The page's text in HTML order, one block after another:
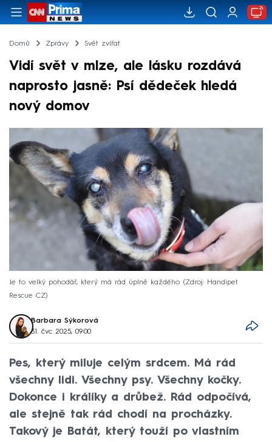
Domů Zprávy Svět zvířat
Vidí svět v mlze, ale lásku rozdává
naprosto jasně: Psí dědeček hledá
nový domov
Je to velký pohodář, který má rád úplně každého
Zdroj: Handipet
Rescue CZ
Barbara Sýkorová
31. čvc 2025, 09:00
Pes, který miluje celým srdcem. Má rád
všechny lidi. Všechny psy. Všechny kočky.
Dokonce i králíky a drůbež. Rád odpočívá,
ale stejně tak rád chodí na procházky.
Takový je Batát, který touží po vlastním